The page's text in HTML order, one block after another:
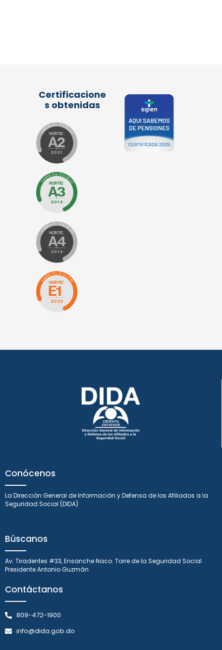
Certificacione
s obtenidas
Conócenos
La Dirección General de Información y Defensa de los Afiliados a la
Seguridad Social (DIDA)
Búscanos
Av. Tiradentes #33, Ensanche Naco. Torre de la Seguridad Social
Presidente Antonio Guzmán
Contáctanos
809-472-1900
info@dida.gob.do